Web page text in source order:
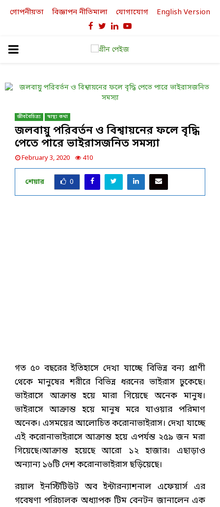
গোপনীয়তা বিজ্ঞাপন নীতিমালা যোগাযোগ English Version
Facebook
TwitterLinkedinYoutube
PRIMARY
জীববৈচিত্র্য স্বাস্থ্য কথা
জলবায়ু পরিবর্তন ও বিশ্বায়নের ফলে বৃদ্ধি
পেতে পারে ভাইরাসজনিত সমস্যা
February 3, 2020 410
শেয়ার 0
গত ৫০ বছরের ইতিহাসে দেখা যাচ্ছে বিভিন্ন বন্য প্রাণী
থেকে মানুষের শরীরে বিভিন্ন ধরনের ভাইরাস ঢুকেছে।
ভাইরাসে আক্রান্ত হয়ে মারা ‍গিয়েছে অনেক মানুষ।
ভাইরাসে আক্রান্ত হয়ে মানুষ মরে যাওয়ার পরিমাণ
অনেক। এসময়ের আলোচিত করোনাভাইরাস। দেখা যাচ্ছে
এই করোনাভাইরাসে আক্রান্ত হয়ে এপর্যন্ত ২৫৯ জন মরা
গিয়েছে।আক্রান্ত হয়েছে আরো ১২ হাজার। এছাড়াও
অন্যান্য ১৬টি দেশ করোনাভাইরাস ছড়িয়েছে।
রয়াল ইনস্টিটিউট অব ইন্টারন্যাশনাল এফেয়ার্স এর
গবেষণা পরিচালক অধ্যাপক টিম বেনটন জানালেন এক